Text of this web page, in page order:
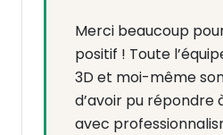
Merci beaucoup
positif ! Toute
3D et moi-même
d’avoir pu répondre
avec